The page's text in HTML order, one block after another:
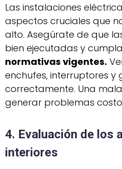
Las instalaciones
aspectos cruciales que
alto. Asegúrate de que
bien ejecutadas y
normativas vigentes.
enchufes, interruptores y
correctamente. Una
generar problemas
4. Evaluación de los
interiores